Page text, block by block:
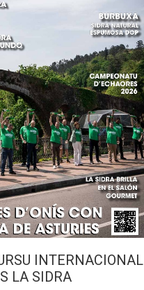
INTERNACIONAL
LA SIDRA